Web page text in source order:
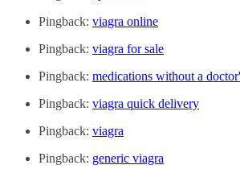
Pingback: viagra online
Pingback: viagra for sale
Pingback: medications without a
Pingback: viagra quick delivery
Pingback: viagra
Pingback: generic viagra